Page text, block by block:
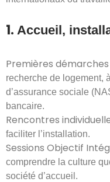
1. Accueil,
Premières
recherche de logement,
d’assurance sociale
bancaire.
Rencontres
faciliter l’installation.
Sessions Objectif
comprendre la culture
société d’accueil.